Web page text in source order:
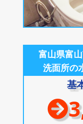
富山県富
洗面所の
基